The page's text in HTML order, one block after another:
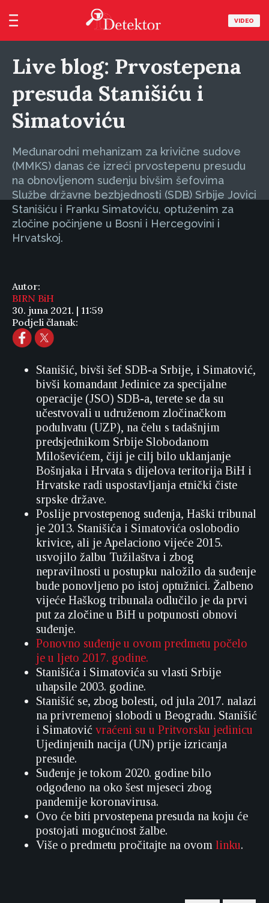
VIDEO
Live blog: Prvostepena
presuda Stanišiću i
Simatoviću
Međunarodni mehanizam za krivične sudove
(MMKS) danas će izreći prvostepenu presudu
na obnovljenom suđenju bivšim šefovima
Službe državne bezbjednosti (SDB) Srbije Jovici
Stanišiću i Franku Simatoviću, optuženim za
zločine počinjene u Bosni i Hercegovini i
Hrvatskoj.
Autor:
BIRN BiH
30. juna 2021. | 11:59
Podjeli članak:
Stanišić, bivši šef SDB-a Srbije, i Simatović,
bivši komandant Jedinice za specijalne
operacije (JSO) SDB-a, terete se da su
učestvovali u udruženom zločinačkom
poduhvatu (UZP), na čelu s tadašnjim
predsjednikom Srbije Slobodanom
Miloševićem, čiji je cilj bilo uklanjanje
Bošnjaka i Hrvata s dijelova teritorija BiH i
Hrvatske radi uspostavljanja etnički čiste
srpske države.
Poslije prvostepenog suđenja, Haški tribunal
je 2013. Stanišića i Simatovića oslobodio
krivice, ali je Apelaciono vijeće 2015.
usvojilo žalbu Tužilaštva i zbog
nepravilnosti u postupku naložilo da suđenje
bude ponovljeno po istoj optužnici. Žalbeno
vijeće Haškog tribunala odlučilo je da prvi
put za zločine u BiH u potpunosti obnovi
suđenje.
Ponovno suđenje u ovom predmetu počelo
je u ljeto 2017. godine.
Stanišića i Simatovića su vlasti Srbije
uhapsile 2003. godine.
Stanišić se, zbog bolesti, od jula 2017. nalazi
na privremenoj slobodi u Beogradu. Stanišić
i Simatović vraćeni su u Pritvorsku jedinicu
Ujedinjenih nacija (UN) prije izricanja
presude.
Suđenje je tokom 2020. godine bilo
odgođeno na oko šest mjeseci zbog
pandemije koronavirusa.
Ovo će biti prvostepena presuda na koju će
postojati mogućnost žalbe.
Više o predmetu pročitajte na ovom linku.